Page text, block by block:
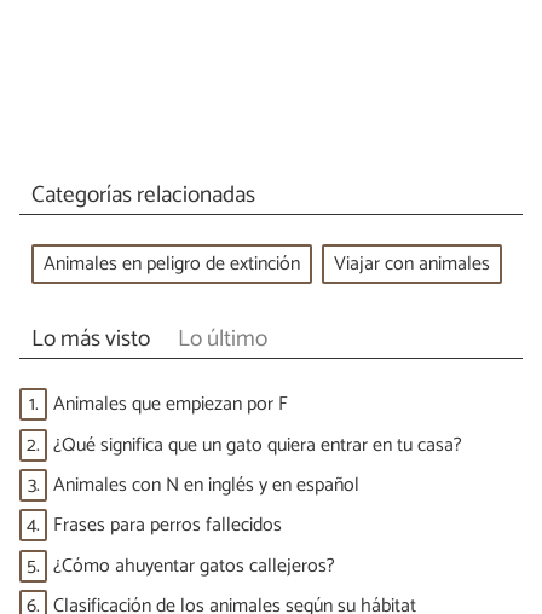
Categorías relacionadas
Animales en peligro de extinción Viajar con animales
Lo más visto Lo último
1. Animales que empiezan por F
2. ¿Qué significa que un gato quiera entrar en tu casa?
3. Animales con N en inglés y en español
4. Frases para perros fallecidos
5. ¿Cómo ahuyentar gatos callejeros?
6. Clasificación de los animales según su hábitat